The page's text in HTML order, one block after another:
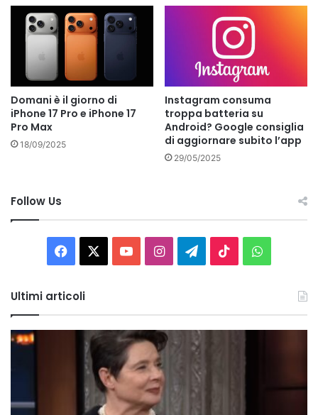
Domani è il giorno di
iPhone 17 Pro e iPhone 17
Pro Max
18/09/2025
Instagram consuma
troppa batteria su
Android? Google consiglia
di aggiornare subito l’app
29/05/2025
Follow Us
Facebook You InstagramTelegram
TikTok
Ultimi articoli